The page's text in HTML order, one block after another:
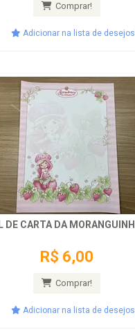
Comprar!
Adicionar na lista de
DE CARTA DA
R$ 6,00
Comprar!
Adicionar na lista de